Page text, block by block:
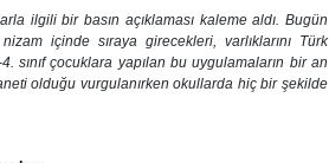
ilgili bir basın açıklaması kaleme aldı. Bugün
içinde sıraya girecekleri, varlıklarını Türk
sınıf çocuklara yapılan bu uygulamaların bir an
olduğu vurgulanırken okullarda hiç bir şekilde